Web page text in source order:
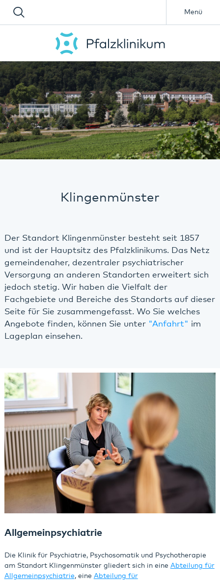
Menü
Klingenmünster
Der Standort Klingenmünster besteht seit 1857
und ist der Hauptsitz des Pfalzklinikums. Das Netz
gemeindenaher, dezentraler psychiatrischer
Versorgung an anderen Standorten erweitert sich
jedoch stetig. Wir haben die Vielfalt der
Fachgebiete und Bereiche des Standorts auf dieser
Seite für Sie zusammengefasst. Wo Sie welches
Angebote finden, können Sie unter "Anfahrt" im
Lageplan einsehen.
Allgemeinpsychiatrie
Die Klinik für Psychiatrie, Psychosomatik und Psychotherapie
am Standort Klingenmünster gliedert sich in eine Abteilung für
Allgemeinpsychiatrie, eine Abteilung für